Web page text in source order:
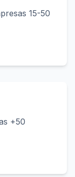
15-50
+50